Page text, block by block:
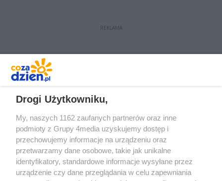
REKLAMA
Drogi Użytkowniku,
My, naszych 1162 zaufanych partnerów oraz inne
podmioty z Grupy 4media uzyskujemy dostęp i
przechowujemy informacje na urządzeniu oraz
przetwarzamy dane osobowe, takie jak unikalne
identyfikatory, standardowe informacje wysyłane przez
urządzenie czy dane przeglądania w celu zapewniania